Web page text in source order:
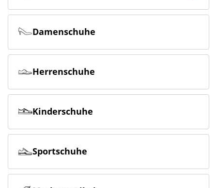
Online bestellen & kostenlos in der Filiale zurückgeben
Damenschuhe
Herrenschuhe
Kinderschuhe
Sportschuhe